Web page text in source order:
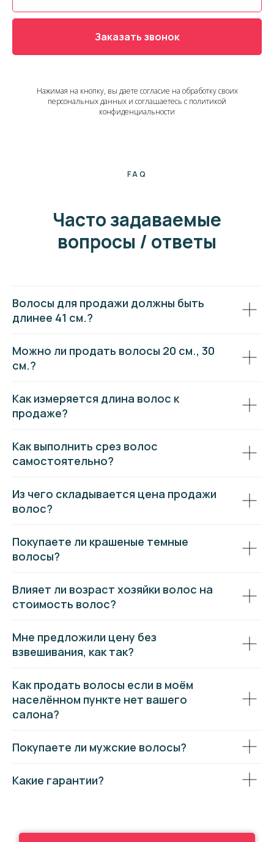
Заказать звонок
Нажимая на кнопку, вы даете согласие на обработку своих
персональных данных и соглашаетесь с политикой
конфиденциальности
FAQ
Часто задаваемые
вопросы / ответы
Волосы для продажи должны быть
длинее 41 см.?
Можно ли продать волосы 20 см., 30
см.?
Как измеряется длина волос к
продаже?
Как выполнить срез волос
самостоятельно?
Из чего складывается цена продажи
волос?
Покупаете ли крашеные темные
волосы?
Влияет ли возраст хозяйки волос на
стоимость волос?
Мне предложили цену без
взвешивания, как так?
Как продать волосы если в моём
населённом пункте нет вашего
салона?
Покупаете ли мужские волосы?
Какие гарантии?